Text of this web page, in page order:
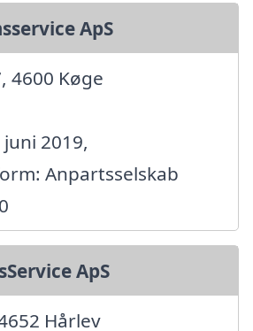
ApS
4600 Køge
2019,
Anpartsselskab
ApS
Hårlev